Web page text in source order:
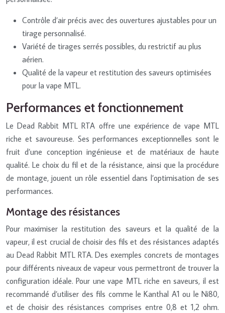
Contrôle d’air précis avec des ouvertures ajustables pour un
tirage personnalisé.
Variété de tirages serrés possibles, du restrictif au plus
aérien.
Qualité de la vapeur et restitution des saveurs optimisées
pour la vape MTL.
Performances et fonctionnement
Le Dead Rabbit MTL RTA offre une expérience de vape MTL
riche et savoureuse. Ses performances exceptionnelles sont le
fruit d’une conception ingénieuse et de matériaux de haute
qualité. Le choix du fil et de la résistance, ainsi que la procédure
de montage, jouent un rôle essentiel dans l’optimisation de ses
performances.
Montage des résistances
Pour maximiser la restitution des saveurs et la qualité de la
vapeur, il est crucial de choisir des fils et des résistances adaptés
au Dead Rabbit MTL RTA. Des exemples concrets de montages
pour différents niveaux de vapeur vous permettront de trouver la
configuration idéale. Pour une vape MTL riche en saveurs, il est
recommandé d’utiliser des fils comme le Kanthal A1 ou le Ni80,
et de choisir des résistances comprises entre 0,8 et 1,2 ohm.